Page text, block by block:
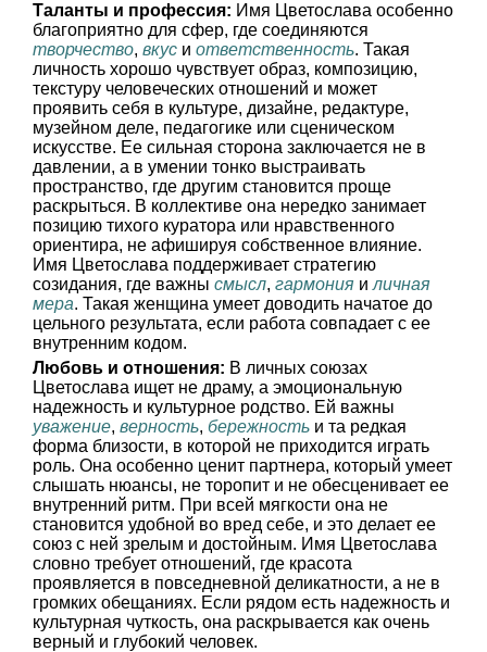
Таланты и профессия: Имя Цветослава особенно
благоприятно для сфер, где соединяются
творчество, вкус и ответственность. Такая
личность хорошо чувствует образ, композицию,
текстуру человеческих отношений и может
проявить себя в культуре, дизайне, редактуре,
музейном деле, педагогике или сценическом
искусстве. Ее сильная сторона заключается не в
давлении, а в умении тонко выстраивать
пространство, где другим становится проще
раскрыться. В коллективе она нередко занимает
позицию тихого куратора или нравственного
ориентира, не афишируя собственное влияние.
Имя Цветослава поддерживает стратегию
созидания, где важны смысл, гармония и личная
мера. Такая женщина умеет доводить начатое до
цельного результата, если работа совпадает с ее
внутренним кодом.
Любовь и отношения: В личных союзах
Цветослава ищет не драму, а эмоциональную
надежность и культурное родство. Ей важны
уважение, верность, бережность и та редкая
форма близости, в которой не приходится играть
роль. Она особенно ценит партнера, который умеет
слышать нюансы, не торопит и не обесценивает ее
внутренний ритм. При всей мягкости она не
становится удобной во вред себе, и это делает ее
союз с ней зрелым и достойным. Имя Цветослава
словно требует отношений, где красота
проявляется в повседневной деликатности, а не в
громких обещаниях. Если рядом есть надежность и
культурная чуткость, она раскрывается как очень
верный и глубокий человек.